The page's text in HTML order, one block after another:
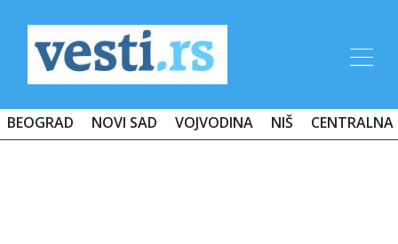
BEOGRAD NOVI SAD VOJVODINA NIŠ CENTRALNA